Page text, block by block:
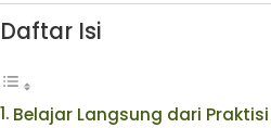
Daftar Isi
Belajar Langsung dari